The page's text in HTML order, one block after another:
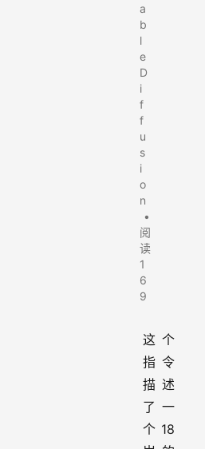
a
b
l
e
D
i
f
f
u
s
i
o
n
•
阅
读
1
6
9
这个
指令
描述
了一
个 18